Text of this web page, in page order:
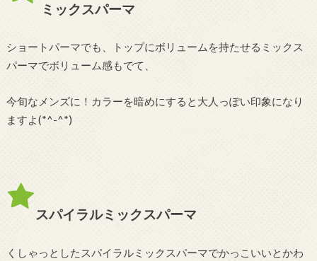
ミックスパーマ
ショートパーマでも、トップにボリュームを持たせるミックス
パーマでボリューム感もでて、
今旬なメンズに！カラーを暗めにすると大人っぽい印象になり
ますよ(*^-^*)
スパイラルミックスパーマ
くしゃっとしたスパイラルミックスパーマでかっこいいとかわ